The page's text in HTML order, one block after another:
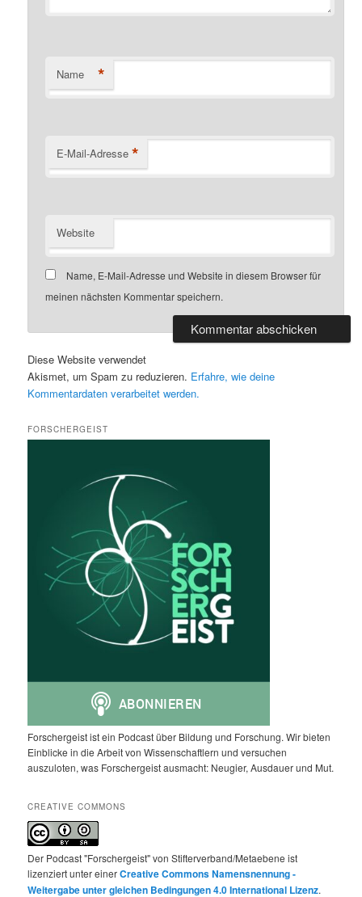
Name *
E-Mail-Adresse *
Website
Name, E-Mail-Adresse und Website in diesem Browser für
meinen nächsten Kommentar speichern.
Diese Website verwendet
Akismet, um Spam zu reduzieren. Erfahre, wie deine
Kommentardaten verarbeitet werden.
FORSCHERGEIST
Forschergeist ist ein Podcast über Bildung und Forschung. Wir bieten
Einblicke in die Arbeit von Wissenschaftlern und versuchen
auszuloten, was Forschergeist ausmacht: Neugier, Ausdauer und Mut.
CREATIVE COMMONS
Der Podcast "Forschergeist" von Stifterverband/Metaebene ist
lizenziert unter einerCreative Commons Namensnennung -
Weitergabe unter gleichen Bedingungen 4.0 International Lizenz.